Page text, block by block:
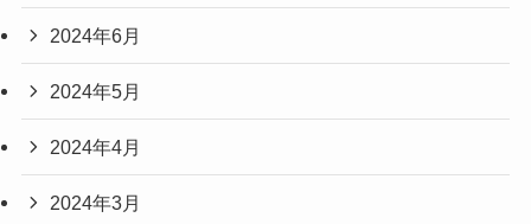
2024年6月
2024年5月
2024年4月
2024年3月